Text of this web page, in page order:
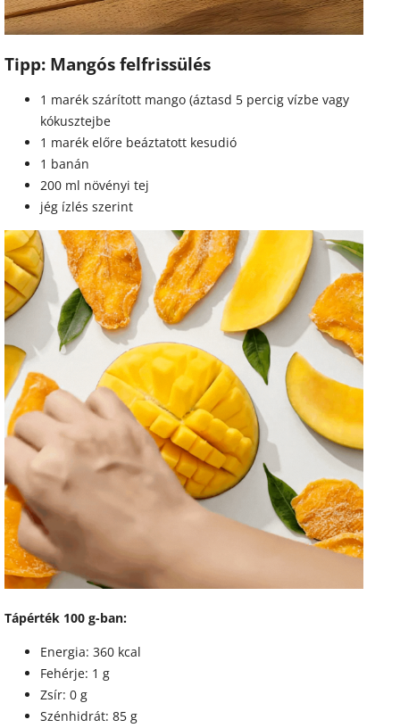
Tipp: Mangós felfrissülés
1 marék szárított mango (áztasd 5 percig vízbe vagy
kókusztejbe
1 marék előre beáztatott kesudió
1 banán
200 ml növényi tej
jég ízlés szerint
Tápérték 100 g-ban:
Energia: 360 kcal
Fehérje: 1 g
Zsír: 0 g
Szénhidrát: 85 g